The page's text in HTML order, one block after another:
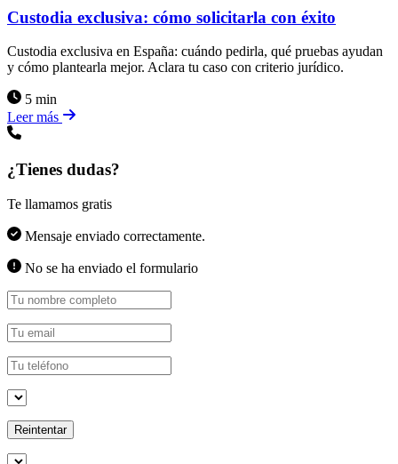
Custodia exclusiva: cómo solicitarla con éxito
Custodia exclusiva en España: cuándo pedirla, qué pruebas ayudan
y cómo plantearla mejor. Aclara tu caso con criterio jurídico.
5 min
Leer más
¿Tienes dudas?
Te llamamos gratis
Mensaje enviado correctamente.
No se ha enviado el formulario
Reintentar